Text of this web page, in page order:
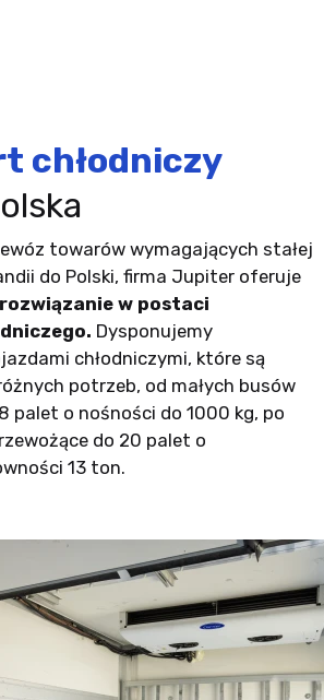
chłodniczy
towarów wymagających stałej
do Polski, firma Jupiter oferuje
w postaci
Dysponujemy
chłodniczymi, które są
potrzeb, od małych busów
palet o nośności do 1000 kg, po
do 20 palet o
13 ton.